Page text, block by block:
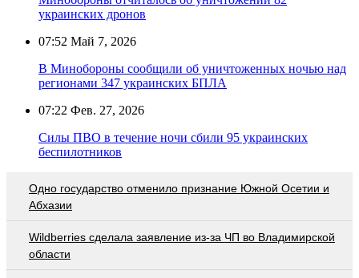
украинских дронов
07:52 Май 7, 2026
В Минобороны сообщили об уничтоженных ночью над
регионами 347 украинских БПЛА
07:22 Фев. 27, 2026
Силы ПВО в течение ночи сбили 95 украинских
беспилотников
Одно государство отменило признание Южной Осетии и
Абхазии
Wildberries cделала заявление из-за ЧП во Владимирской
области